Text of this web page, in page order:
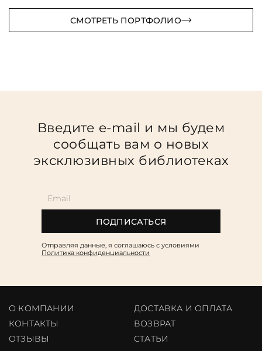
СМОТРЕТЬ ПОРТФОЛИО
Введите e-mail и мы будем
сообщать вам о новых
эксклюзивных библиотеках
ПОДПИСАТЬСЯ
Отправляя данные, я соглашаюсь c условиями
Политика конфиденциальности
О КОМПАНИИ
ДОСТАВКА И ОПЛАТА
КОНТАКТЫ
ВОЗВРАТ
ОТЗЫВЫ
CТАТЬИ